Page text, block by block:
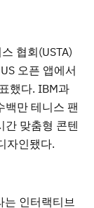
협회(USTA)
오픈 앱에서
했다. IBM과
백만 테니스 팬
간 맞춤형 콘텐
자인됐다.
는 인터랙티브